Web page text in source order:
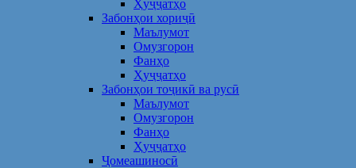
Ҳуҷҷатҳо
Забонҳои хориҷӣ
Маълумот
Омузгорон
Фанҳо
Ҳуҷҷатҳо
Забонҳои тоҷикӣ ва русӣ
Маълумот
Омузгорон
Фанҳо
Ҳуҷҷатҳо
Ҷомеашиносӣ